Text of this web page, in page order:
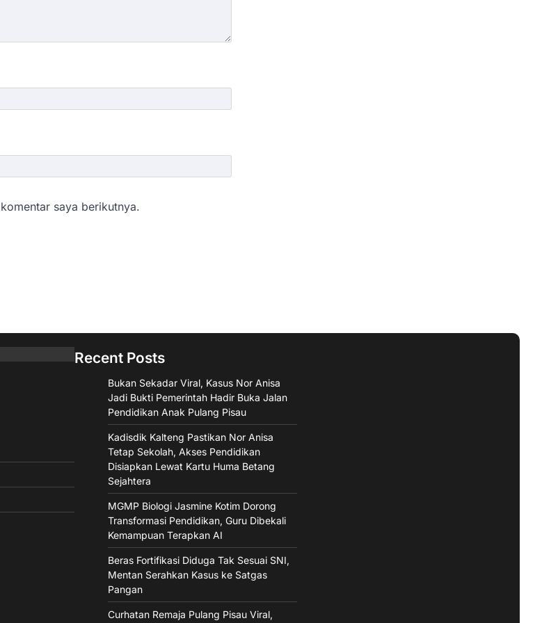
saya berikutnya.
Recent Posts
Bukan Sekadar Viral, Kasus Nor Anisa
Jadi Bukti Pemerintah Hadir Buka Jalan
Pendidikan Anak Pulang Pisau
Kadisdik Kalteng Pastikan Nor Anisa
Tetap Sekolah, Akses Pendidikan
Disiapkan Lewat Kartu Huma Betang
Sejahtera
MGMP Biologi Jasmine Kotim Dorong
Transformasi Pendidikan, Guru Dibekali
Kemampuan Terapkan AI
Beras Fortifikasi Diduga Tak Sesuai SNI,
Mentan Serahkan Kasus ke Satgas
Pangan
Curhatan Remaja Pulang Pisau Viral,